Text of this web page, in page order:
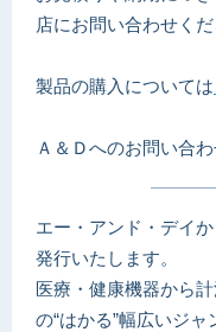
店にお問い合わせくだ
製品の購入については
Ａ＆Ｄへのお問い合
エー・アンド・デイ
発行いたします。
医療・健康機器から
の“はかる”幅広いジ